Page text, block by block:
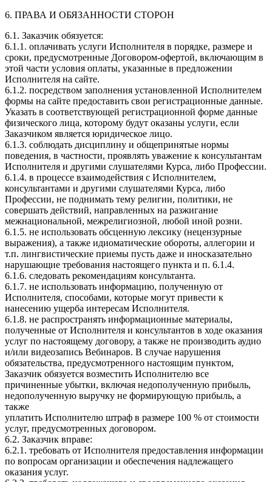
6. ПРАВА И ОБЯЗАННОСТИ СТОРОН
6.1. Заказчик обязуется:
6.1.1. оплачивать услуги Исполнителя в порядке, размере и
сроки, предусмотренные Договором-офертой, включающим в
этой части условия оплаты, указанные в предложении
Исполнителя на сайте.
6.1.2. посредством заполнения установленной Исполнителем
формы на сайте предоставить свои регистрационные данные.
Указать в соответствующей регистрационной форме данные
физического лица, которому будут оказаны услуги, если
Заказчиком является юридическое лицо.
6.1.3. соблюдать дисциплину и общепринятые нормы
поведения, в частности, проявлять уважение к консультантам
Исполнителя и другими слушателями Курса, либо Профессии.
6.1.4. в процессе взаимодействия с Исполнителем,
консультантами и другими слушателями Курса, либо
Профессии, не поднимать тему религии, политики, не
совершать действий, направленных на разжигание
межнациональной, межрелигиозной, любой иной розни.
6.1.5. не использовать обсценную лексику (нецензурные
выражения), а также идиоматические обороты, аллегории и
т.п. лингвистические приемы пусть даже и иносказательно
нарушающие требования настоящего пункта и п. 6.1.4.
6.1.6. следовать рекомендациям консультанта.
6.1.7. не использовать информацию, полученную от
Исполнителя, способами, которые могут привести к
нанесению ущерба интересам Исполнителя.
6.1.8. не распространять информационные материалы,
полученные от Исполнителя и консультантов в ходе оказания
услуг по настоящему договору, а также не производить аудио
и/или видеозапись Вебинаров. В случае нарушения
обязательства, предусмотренного настоящим пунктом,
Заказчик обязуется возместить Исполнителю все
причиненные убытки, включая недополученную прибыль,
недополученную выручку не формирующую прибыль, а
также
уплатить Исполнителю штраф в размере 100 % от стоимости
услуг, предусмотренных договором.
6.2. Заказчик вправе:
6.2.1. требовать от Исполнителя предоставления информации
по вопросам организации и обеспечения надлежащего
оказания услуг.